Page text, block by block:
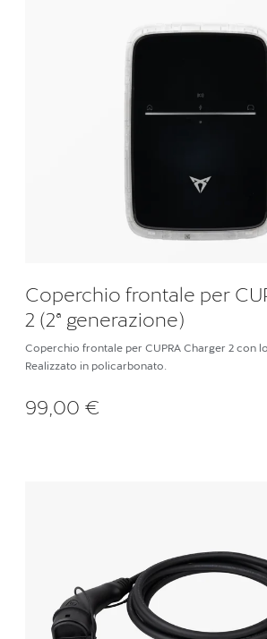
Coperchio frontale per
2 (2ª generazione)
Coperchio frontale per CUPRA Charger 2 con
Realizzato in policarbonato.
99,00 €